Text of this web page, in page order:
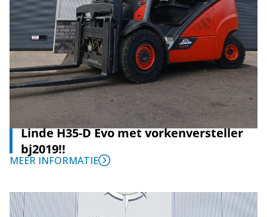
Linde H35-D Evo met vorkenversteller
bj2019!!
MEER INFORMATIE